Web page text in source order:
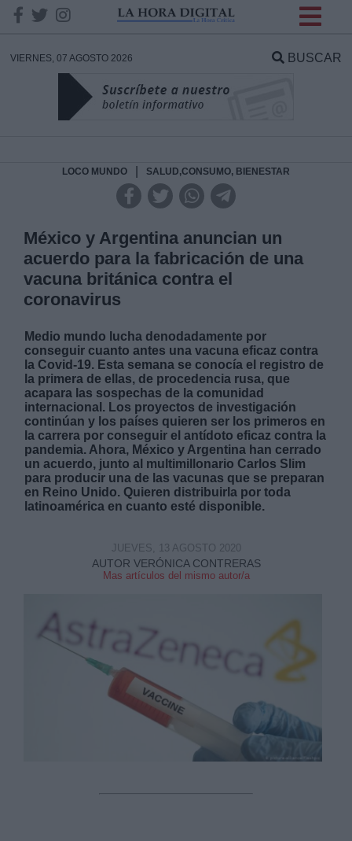
VIERNES, 07 AGOSTO 2026 BUSCAR
LOCO MUNDO SALUD,CONSUMO, BIENESTAR
México y Argentina anuncian un
acuerdo para la fabricación de una
vacuna británica contra el
coronavirus
Medio mundo lucha denodadamente por
conseguir cuanto antes una vacuna eficaz contra
la Covid-19. Esta semana se conocía el registro de
la primera de ellas, de procedencia rusa, que
acapara las sospechas de la comunidad
internacional. Los proyectos de investigación
continúan y los países quieren ser los primeros en
la carrera por conseguir el antídoto eficaz contra la
pandemia. Ahora, México y Argentina han cerrado
un acuerdo, junto al multimillonario Carlos Slim
para producir una de las vacunas que se preparan
en Reino Unido. Quieren distribuirla por toda
latinoamérica en cuanto esté disponible.
AUTOR VERÓNICA CONTRERAS
Mas artículos del mismo autor/a
JUEVES, 13 AGOSTO 2020
DATOS
Responsable:
Legitimación:
Derechos:
link